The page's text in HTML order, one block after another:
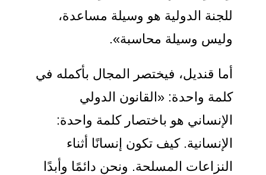
للجنة الدولية هو وسيلة مساعدة،
وليس وسيلة محاسبة».
أما قنديل، فيختصر المجال بأكمله في
كلمة واحدة: «القانون الدولي
الإنساني هو باختصار كلمة واحدة:
الإنسانية. كيف تكون إنسانًا أثناء
النزاعات المسلحة. ونحن دائمًا وأبدًا